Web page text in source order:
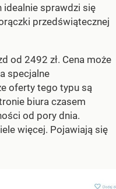
idealnie sprawdzi się
przedświątecznej
od 2492 zł. Cena może
specjalne
oferty tego typu są
biura czasem
od pory dnia.
więcej. Pojawiają się